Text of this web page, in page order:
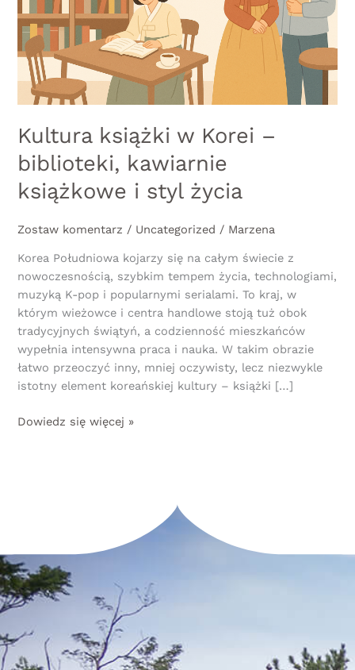
Kultura książki w Korei –
biblioteki, kawiarnie
książkowe i styl życia
Zostaw komentarz / Uncategorized / Marzena
Korea Południowa kojarzy się na całym świecie z
nowoczesnością, szybkim tempem życia, technologiami,
muzyką K-pop i popularnymi serialami. To kraj, w
którym wieżowce i centra handlowe stoją tuż obok
tradycyjnych świątyń, a codzienność mieszkańców
wypełnia intensywna praca i nauka. W takim obrazie
łatwo przeoczyć inny, mniej oczywisty, lecz niezwykle
istotny element koreańskiej kultury – książki […]
kawiarnie
książkowe
styl
życia
Dowiedz się więcej »